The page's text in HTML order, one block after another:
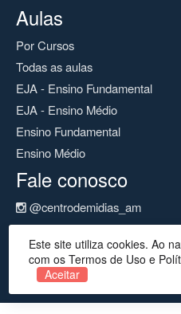
Aulas
Por Cursos
Todas as aulas
EJA - Ensino Fundamental
EJA - Ensino Médio
Ensino Fundamental
Ensino Médio
Fale conosco
@centrodemidias_am
@centrodemidias
cemeam@seduc.net
Este site utiliza cookies. Ao
com os Termos de Uso e
Aceitar